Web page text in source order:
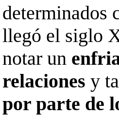
determinados
llegó el siglo
notar un
relaciones y
por parte de